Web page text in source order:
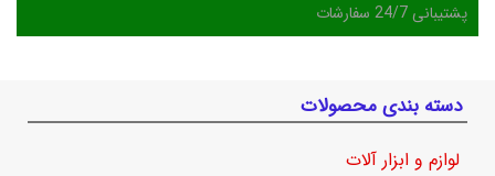
پشتیبانی 24/7 سفارشات
دسته بندی محصولات
لوازم و ابزار آلات